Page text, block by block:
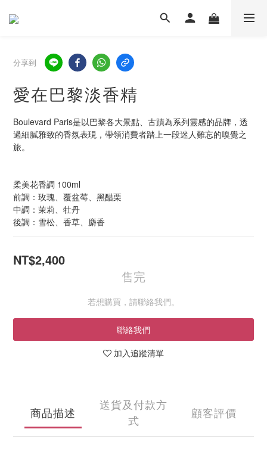
分享到
愛在巴黎淡香精
Boulevard Paris是以巴黎各大景點、古蹟為系列靈感的品牌，透
過細膩雅致的香氛表現，帶領消費者踏上一段迷人難忘的嗅覺之
旅。
柔美花香調 100ml
前調：玫瑰、覆盆莓、黑醋栗
中調：茉莉、牡丹
後調：雪松、香草、麝香
NT$2,400
售完
若想購買，請聯絡我們。
聯絡我們
加入追蹤清單
商品描述
送貨及付款方
式
顧客評價